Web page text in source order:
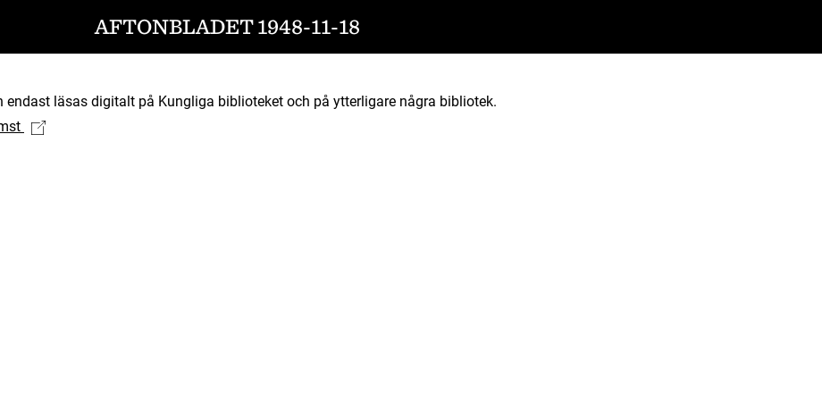
AFTONBLADET 1948-11-18
läsas digitalt på Kungliga biblioteket och på ytterligare några bibliotek.